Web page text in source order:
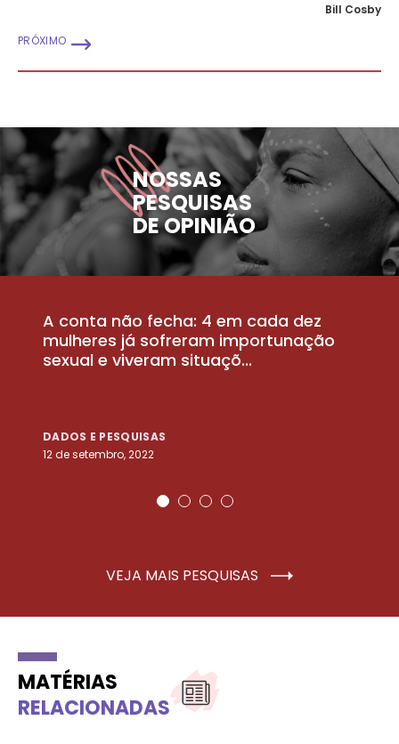
Bill Cosby
PRÓXIMO
NOSSAS
PESQUISAS
DE OPINIÃO
A conta não fecha: 4 em cada dez
mulheres já sofreram importunação
sexual e viveram situaçõ...
DADOS E PESQUISAS
12 de setembro, 2022
VEJA MAIS PESQUISAS
MATÉRIAS
RELACIONADAS